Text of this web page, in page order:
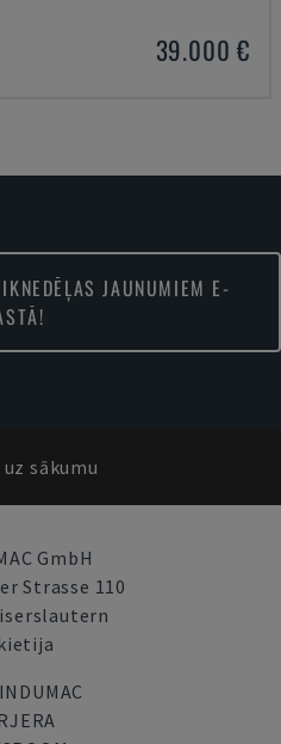
39.000 €
JAUNUMIEM E-
sākumu
GmbH
Strasse 110